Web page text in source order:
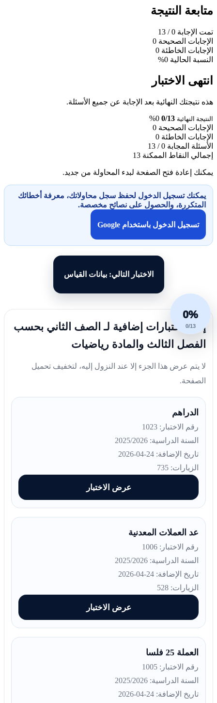
متابعة النتيجة
تمت الإجابة 0
/ 13
الإجابات الصحيحة 0
الإجابات الخاطئة 0
النسبة الحالية 0%
انتهى الاختبار
هذه نتيجتك النهائية بعد الإجابة عن جميع الأسئلة.
النتيجة النهائية 0/13
0%
الإجابات الصحيحة 0
الإجابات الخاطئة 0
الأسئلة المجابة 0 / 13
إجمالي النقاط الممكنة 13
يمكنك إعادة فتح الصفحة لبدء المحاولة من جديد.
يمكنك تسجيل الدخول لحفظ سجل محاولاتك، معرفة أخطائك
المتكررة، والحصول على نصائح مخصصة.
تسجيل الدخول باستخدام Google
الاختبار التالي: بيانات القياس
0%
0/13
إليك اختبارات إضافية لـ الصف الثاني بحسب
الفصل الثالث والمادة رياضيات
لا يتم عرض هذا الجزء إلا عند النزول إليه، لتخفيف تحميل
الصفحة.
الدراهم
رقم الاختبار: 1023
السنة الدراسية: 2025/2026
تاريخ الإضافة: 24-04-2026
الزيارات: 735
عرض الاختبار
عد العملات المعدنية
رقم الاختبار: 1006
السنة الدراسية: 2025/2026
تاريخ الإضافة: 24-04-2026
الزيارات: 528
عرض الاختبار
العملة 25 فلسا
رقم الاختبار: 1005
السنة الدراسية: 2025/2026
تاريخ الإضافة: 24-04-2026